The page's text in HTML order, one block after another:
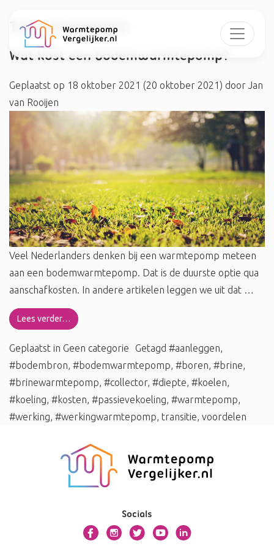
Tag:#collector
Wat kost een bodemwarmtepomp?
Geplaatst op 18 oktober 2021 (20 oktober 2021) door Jan
van Rooijen
Veel Nederlanders denken bij een warmtepomp meteen
aan een bodemwarmtepomp. Dat is de duurste optie qua
aanschafkosten. In andere artikelen leggen we uit dat …
Lees verder…
Geplaatst in Geen categorie Getagd #aanleggen,
#bodembron, #bodemwarmtepomp, #boren, #brine,
#brinewarmtepomp, #collector, #diepte, #koelen,
#koeling, #kosten, #passievekoeling, #warmtepomp,
#werking, #werkingwarmtepomp, transitie, voordelen
Socials